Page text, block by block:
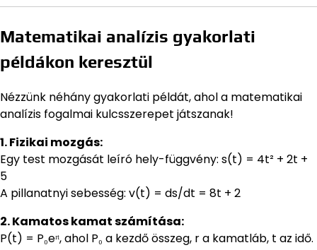
Matematikai analízis gyakorlati
példákon keresztül
Nézzünk néhány gyakorlati példát, ahol a matematikai
analízis fogalmai kulcsszerepet játszanak!
1. Fizikai mozgás:
Egy test mozgását leíró hely-függvény: s(t) = 4t² + 2t +
5
A pillanatnyi sebesség: v(t) = ds/dt = 8t + 2
2. Kamatos kamat számítása:
P(t) = P₀eʳᵗ, ahol P₀ a kezdő összeg, r a kamatláb, t az idő.